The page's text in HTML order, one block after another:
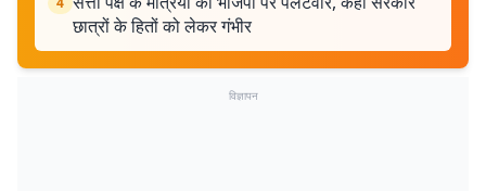
छात्रों के हितों को लेकर गंभीर
विज्ञापन